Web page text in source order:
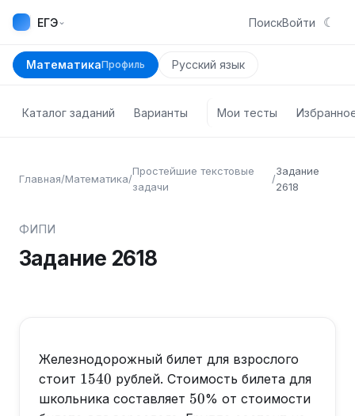
ЕГЭ⌄ ПоискВойти ☾
МатематикаПрофиль Русский язык
Каталог заданий Варианты Мои тесты
Главная/Математика/
Простейшие текстовые
задачи
/
Задание
2618
ФИПИ
Задание 2618
Железнодорожный билет для взрослого
стоит 1540
1540 рублей. Стоимость билета для
школьника составляет 50
50% от стоимости